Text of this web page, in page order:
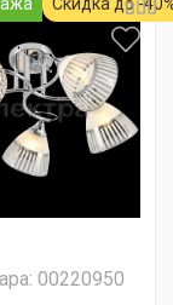
00220950